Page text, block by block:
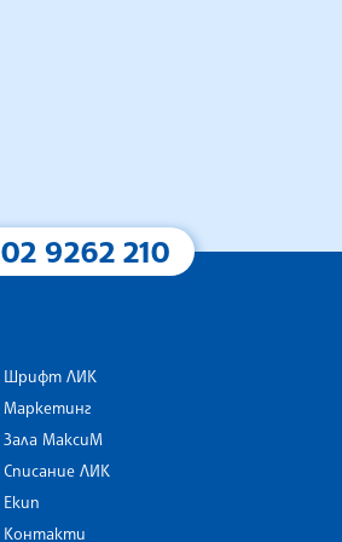
02 9262 210
Шрифт ЛИК
Маркетинг
Зала МаксиМ
Списание ЛИК
Екип
Контакти